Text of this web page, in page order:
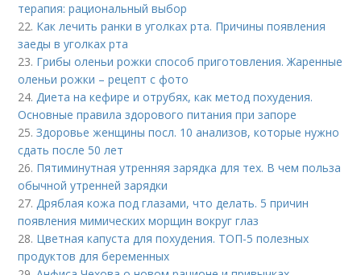
терапия: рациональный выбор
22. Как лечить ранки в уголках рта. Причины появления
заеды в уголках рта
23. Грибы оленьи рожки способ приготовления. Жаренные
оленьи рожки – рецепт с фото
24.Диета на кефире и отрубях, как метод похудения.
Основные правила здорового питания при запоре
25.Здоровье женщины посл. 10 анализов, которые нужно
сдать после 50 лет
26. Пятиминутная утренняя зарядка для тех. В чем польза
обычной утренней зарядки
27.Дряблая кожа под глазами, что делать. 5 причин
появления мимических морщин вокруг глаз
28. Цветная капуста для похудения. ТОП-5 полезных
продуктов для беременных